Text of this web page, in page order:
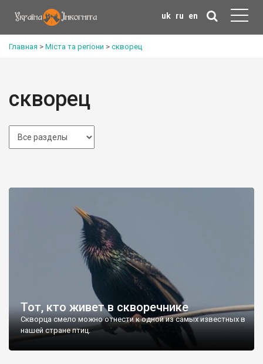
uk ru en
Главная > Міста та регіони > скворец
скворец
Тот, кто живет в скворечнике
Скворца смело можно отнести к одной из самых известных в
нашей стране птиц.